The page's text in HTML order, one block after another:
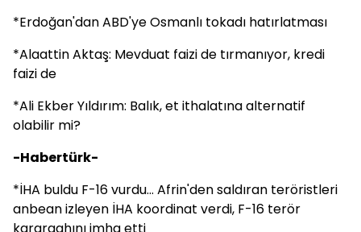
*Erdoğan'dan ABD'ye Osmanlı tokadı hatırlatması
*Alaattin Aktaş: Mevduat faizi de tırmanıyor, kredi
faizi de
*Ali Ekber Yıldırım: Balık, et ithalatına alternatif
olabilir mi?
-Habertürk-
*İHA buldu F-16 vurdu... Afrin'den saldıran teröristleri
anbean izleyen İHA koordinat verdi, F-16 terör